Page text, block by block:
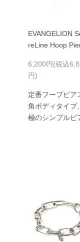
EVANGELION
reLine Hoop
6,200円(税込
円)
定番フープピア
角ボディタイプ
極のシンプルピ